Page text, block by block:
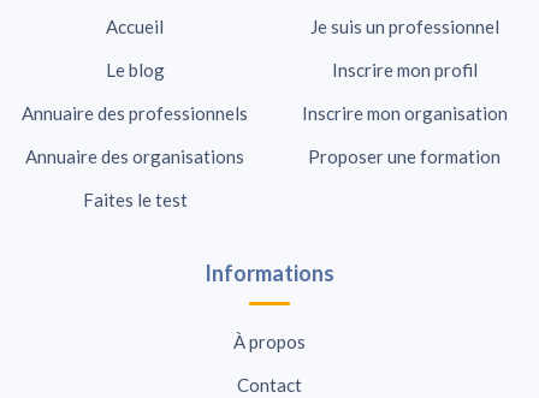
Accueil
Le blog
Annuaire des professionnels
Annuaire des organisations
Faites le test
Je suis un professionnel
Inscrire mon profil
Inscrire mon organisation
Proposer une formation
Informations
À propos
Contact